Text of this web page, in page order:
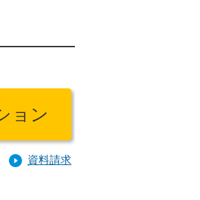
ョン
資料請求